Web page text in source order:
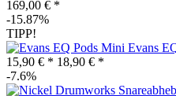
169,00 € *
-15.87%
TIPP!
Evans
15,90 € * 18,90 € *
-7.6%